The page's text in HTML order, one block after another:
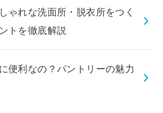
ゃれな洗面所・脱衣所をつく
トを徹底解説
便利なの？パントリーの魅力